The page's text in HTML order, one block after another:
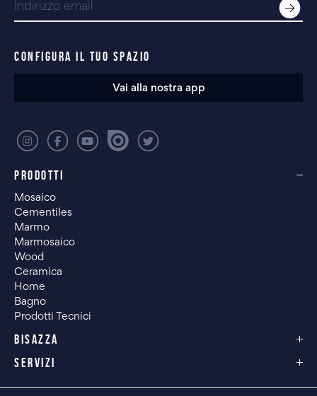
PRODOTTI
Mosaico
Cementiles
Marmo
Marmosaico
Wood
Ceramica
Home
Bagno
Prodotti Tecnici
BISAZZA
SERVIZI
CONFIGURA IL TUO SPAZIO
Vai alla nostra app